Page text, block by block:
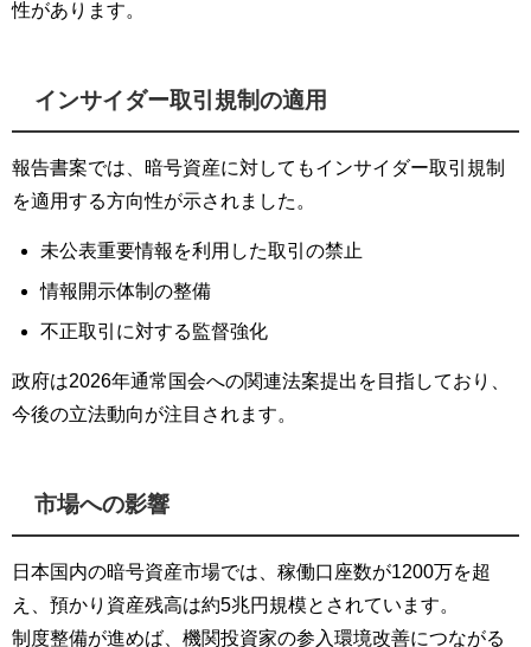
性があります。
インサイダー取引規制の適用
報告書案では、暗号資産に対してもインサイダー取引規制
を適用する方向性が示されました。
未公表重要情報を利用した取引の禁止
情報開示体制の整備
不正取引に対する監督強化
政府は2026年通常国会への関連法案提出を目指しており、
今後の立法動向が注目されます。
市場への影響
日本国内の暗号資産市場では、稼働口座数が1200万を超
え、預かり資産残高は約5兆円規模とされています。
制度整備が進めば、機関投資家の参入環境改善につながる